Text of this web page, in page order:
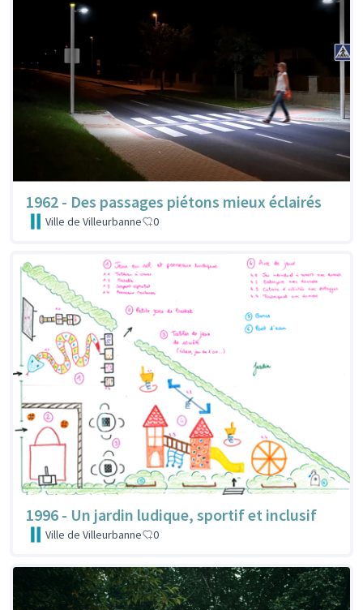
1962 - Des passages piétons mieux éclairés
Ville de Villeurbanne 0
1996 - Un jardin ludique, sportif et inclusif
Ville de Villeurbanne 0